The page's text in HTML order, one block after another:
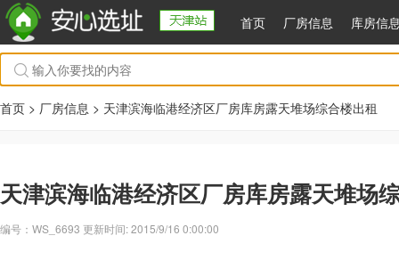
首页 厂房信息 库房信
首页 > 厂房信息 > 天津滨海临港经济区厂房库房露天堆场综合楼出租
天津滨海临港经济区厂房库房露天堆场
编号：WS_6693 更新时间: 2015/9/16 0:00:00